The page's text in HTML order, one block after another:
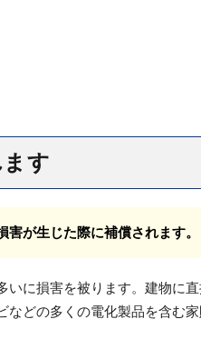
す
が生じた際に補償されます。
いに損害を被ります。建物に
などの多くの電化製品を含む